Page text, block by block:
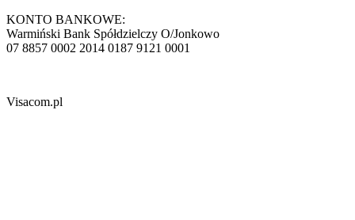
KONTO BANKOWE:
Warmiński Bank Spółdzielczy O/Jonkowo
07 8857 0002 2014 0187 9121 0001
Visacom.pl